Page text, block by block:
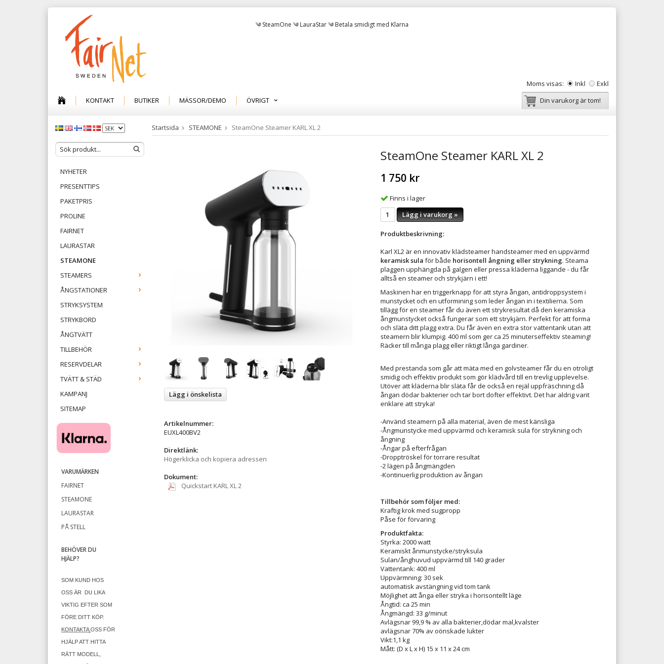
༄ SteamOne ༄ LauraStar ༄ Betala smidigt med Klarna
Moms visas: Inkl
Exkl
KONTAKT
BUTIKER MÄSSOR/DEMO ÖVRIGT Din varukorg är tom!
NYHETER
PRESENTTIPS
PAKETPRIS
PROLINE
FAIRNET
LAURASTAR
STEAMONE
STEAMERS
ÅNGSTATIONER
STRYKSYSTEM
STRYKBORD
ÅNGTVÄTT
TILLBEHÖR
RESERVDELAR
TVÄTT & STÄD
KAMPANJ
SITEMAP
VARUMÄRKEN
FAIRNET
STEAMONE
LAURASTAR
PÅ STELL
BEHÖVER DU
HJÄLP?
SOM KUND HOS
OSS ÄR DU LIKA
VIKTIG EFTER SOM
FÖRE DITT KÖP.
KONTAKTA OSS FÖR
HJÄLP ATT HITTA
RÄTT MODELL,
Startsida STEAMONE SteamOne Steamer KARL XL 2
SteamOne Steamer KARL XL 2
1 750 kr
Finns i lager
Lägg i varukorg »
Produktbeskrivning:
Karl XL2 är en innovativ klädsteamer handsteamer med en uppvärmd
keramisk sula för både horisontell ångning eller strykning. Steama
plaggen upphängda på galgen eller pressa kläderna liggande - du får
alltså en steamer och strykjärn i ett!
Maskinen har en triggerknapp för att styra ångan, antidroppsystem i
munstycket och en utformining som leder ångan in i textilierna. Som
tillägg för en steamer får du även ett strykresultat då den keramiska
ångmunstycket också fungerar som ett strykjärn. Perfekt för att forma
och släta ditt plagg extra. Du får även en extra stor vattentank utan att
steamern blir klumpig. 400 ml som ger ca 25 minuterseffektiv steaming!
Räcker till många plagg eller riktigt långa gardiner.
Med prestanda som går att mäta med en golvsteamer får du en otroligt
smidig och effektiv produkt som gör klädvård till en trevlig upplevelse.
Utöver att kläderna blir släta får de också en rejäl uppfräschning då
ångan dödar bakterier och tar bort dofter effektivt. Det har aldrig varit
enklare att stryka!
-Använd steamern på alla material, även de mest känsliga
-Ångmunstycke med uppvärmd och keramisk sula för strykning och
ångning
-Ångar på efterfrågan
-Dropptröskel för torrare resultat
-2 lägen på ångmängden
-Kontinuerlig produktion av ångan
Tillbehör som följer med:
Kraftig krok med sugpropp
Påse för förvaring
Produktfakta:
Styrka: 2000 watt
Keramiskt ånmunstycke/stryksula
Sulan/ånghuvud uppvärmd till 140 grader
Vattentank: 400 ml
Uppvärmning: 30 sek
automatisk avstängning vid tom tank
Möjlighet att ånga eller stryka i horisontellt läge
Ångtid: ca 25 min
Ångmängd: 33 g/minut
Avlägsnar 99,9 % av alla bakterier,dödar mal,kvalster
avlägsnar 70% av oönskade lukter
Vikt:1,1 kg
Mått: (D x L x H) 15 x 11 x 24 cm
Lägg i önskelista
Artikelnummer:
EUXL400BV2
Direktlänk:
Högerklicka och kopiera adressen
Dokument:
Quickstart KARL XL 2